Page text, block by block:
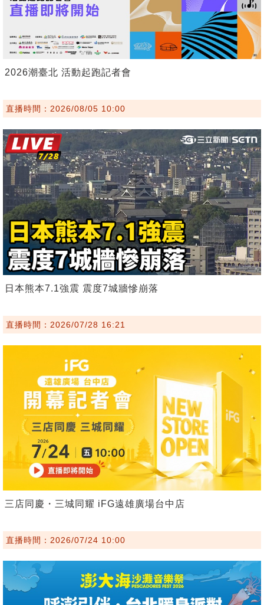
2026潮臺北 活動起跑記者會
直播時間：2026/08/05 10:00
日本熊本7.1強震 震度7城牆慘崩落
直播時間：2026/07/28 16:21
三店同慶・三城同耀 iFG遠雄廣場台中店
直播時間：2026/07/24 10:00